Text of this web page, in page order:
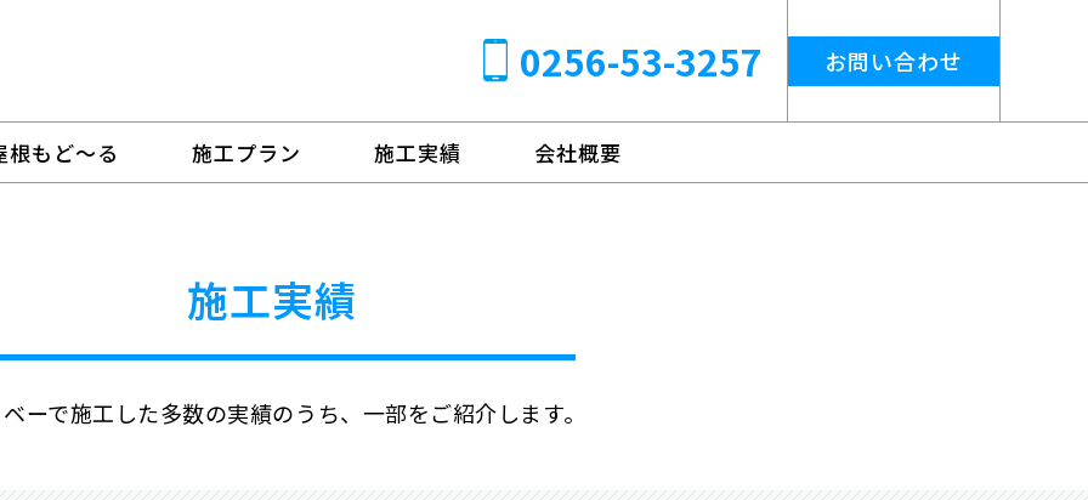
0256-53-3257 お問い合わせ
根もど～る 施工プラン 施工実績 会社概要
施工実績
ーで施工した多数の実績のうち、一部をご紹介します。